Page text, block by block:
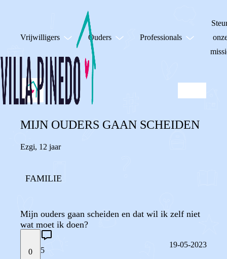
Vrijwilligers Ouders Professionals
MIJN OUDERS GAAN SCHEIDEN
Ezgi, 12 jaar
FAMILIE
Mijn ouders gaan scheiden en dat wil ik zelf niet
wat moet ik doen?
0 5
19-05-2023